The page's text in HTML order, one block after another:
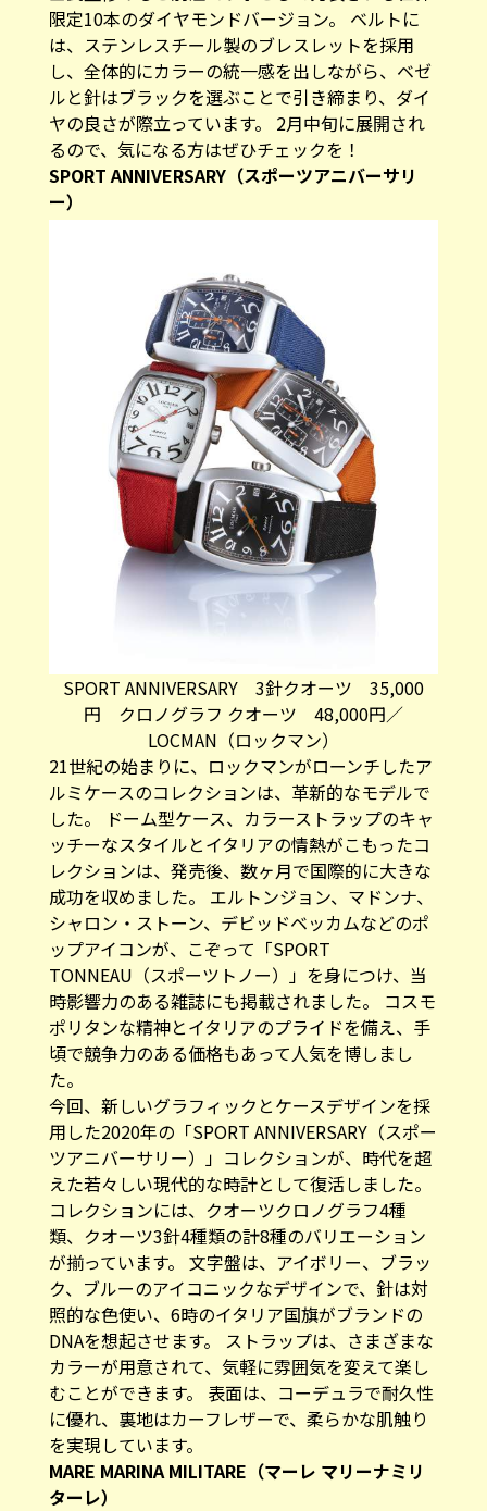
限定10本のダイヤモンドバージョン。 ベルトに
は、ステンレスチール製のブレスレットを採用
し、全体的にカラーの統一感を出しながら、ベゼ
ルと針はブラックを選ぶことで引き締まり、ダイ
ヤの良さが際立っています。 2月中旬に展開され
るので、気になる方はぜひチェックを！
SPORT ANNIVERSARY（スポーツアニバーサリ
ー）
SPORT ANNIVERSARY 3針クオーツ 35,000
円 クロノグラフ クオーツ 48,000円／
LOCMAN（ロックマン）
21世紀の始まりに、ロックマンがローンチしたア
ルミケースのコレクションは、革新的なモデルで
した。 ドーム型ケース、カラーストラップのキャ
ッチーなスタイルとイタリアの情熱がこもったコ
レクションは、発売後、数ヶ月で国際的に大きな
成功を収めました。 エルトンジョン、マドンナ、
シャロン・ストーン、デビッドベッカムなどのポ
ップアイコンが、こぞって「SPORT
TONNEAU（スポーツトノー）」を身につけ、当
時影響力のある雑誌にも掲載されました。 コスモ
ポリタンな精神とイタリアのプライドを備え、手
頃で競争力のある価格もあって人気を博しまし
た。
今回、新しいグラフィックとケースデザインを採
用した2020年の「SPORT ANNIVERSARY（スポー
ツアニバーサリー）」コレクションが、時代を超
えた若々しい現代的な時計として復活しました。
コレクションには、クオーツクロノグラフ4種
類、クオーツ3針4種類の計8種のバリエーション
が揃っています。 文字盤は、アイボリー、ブラッ
ク、ブルーのアイコニックなデザインで、針は対
照的な色使い、6時のイタリア国旗がブランドの
DNAを想起させます。 ストラップは、さまざまな
カラーが用意されて、気軽に雰囲気を変えて楽し
むことができます。 表面は、コーデュラで耐久性
に優れ、裏地はカーフレザーで、柔らかな肌触り
を実現しています。
MARE MARINA MILITARE（マーレ マリーナミリ
ターレ）